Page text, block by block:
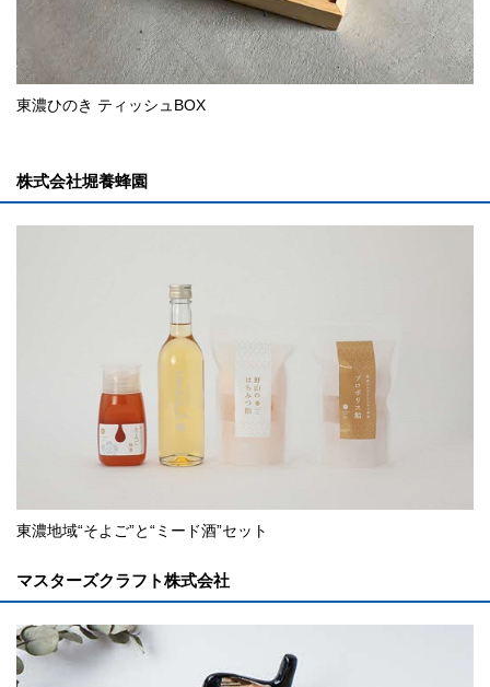
東濃ひのき ティッシュBOX
株式会社堀養蜂園
東濃地域“そよご”と“ミード酒”セット
マスターズクラフト株式会社